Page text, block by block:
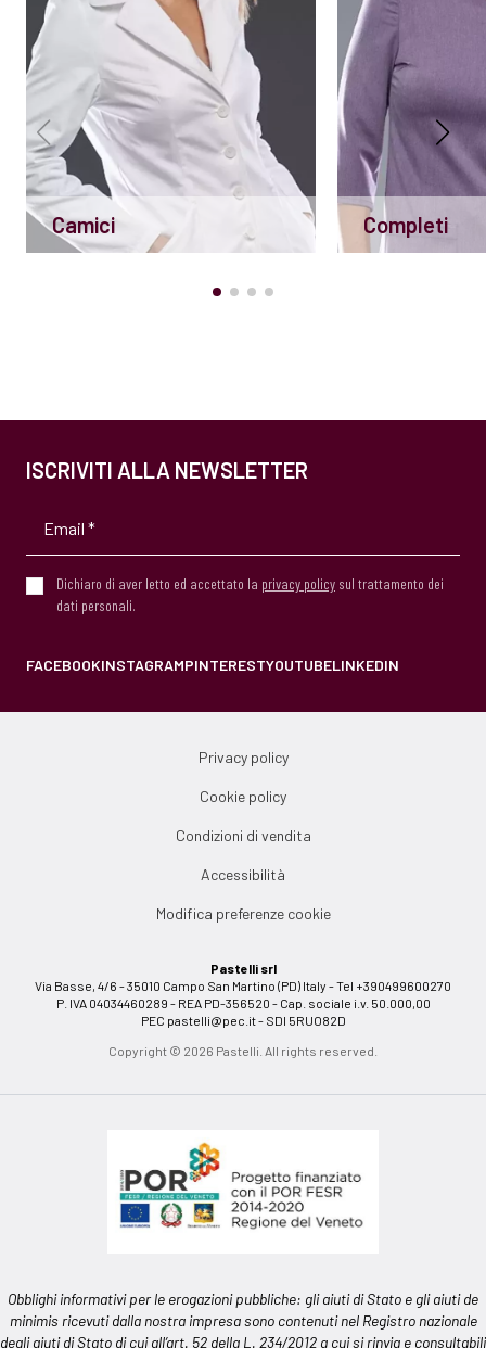
Camici Completi
ISCRIVITI ALLA NEWSLETTER
Dichiaro di aver letto ed accettato la privacy policy sul trattamento dei
dati personali.
FACEBOOKINSTAGRAMPINTERESTYOUTUBELINKEDIN
Privacy policy
Cookie policy
Condizioni di vendita
Accessibilità
Modifica preferenze cookie
Pastelli srl
Via Basse, 4/6 - 35010 Campo San Martino (PD) Italy - Tel +390499600270
P. IVA 04034460289 - REA PD-356520 - Cap. sociale i.v. 50.000,00
PEC pastelli@pec.it- SDI 5RUO82D
Copyright © 2026 Pastelli. All rights reserved.
Obblighi informativi per le erogazioni pubbliche: gli aiuti di Stato e gli aiuti de
minimis ricevuti dalla nostra impresa sono contenuti nel Registro nazionale
degli aiuti di Stato di cui all’art. 52 della L. 234/2012 a cui si rinvia e consultabili